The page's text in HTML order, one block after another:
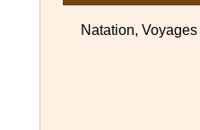
Natation, Voyages